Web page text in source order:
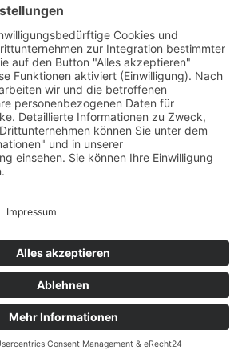
97228-0
elemente.de
AN!
Profil.
5843 97228-0
FKM Elemente GmbH Innovationen und